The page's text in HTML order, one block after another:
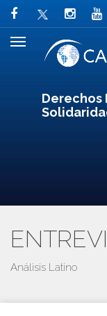
Derechos
Análisis Latino